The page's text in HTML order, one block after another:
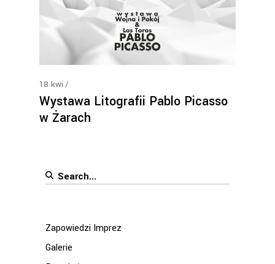
18 kwi
Wystawa Litografii Pablo Picasso
w Żarach
Search
Zapowiedzi Imprez
Galerie